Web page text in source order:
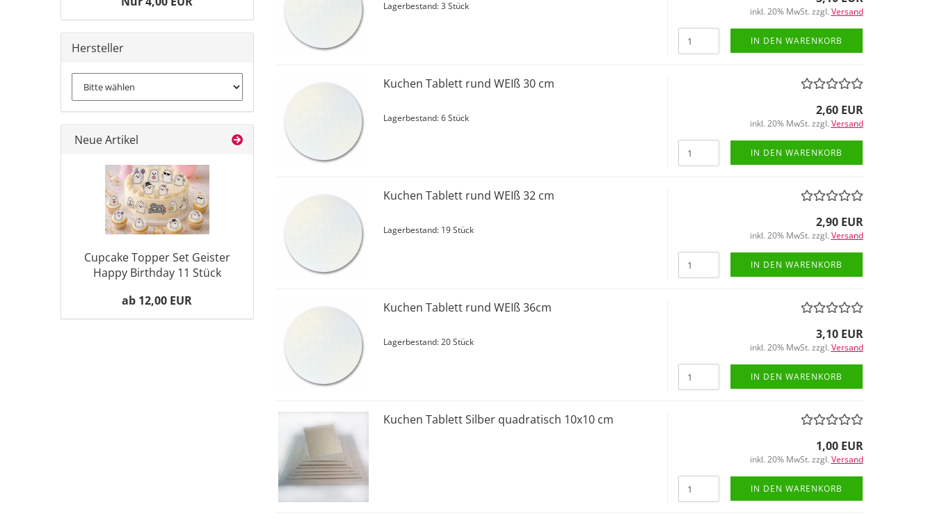
Lagerbestand: 3 Stück inkl. 20% MwSt. zzgl. Versand
IN DEN WARENKORB
Kuchen Tablett rund WEIß 30 cm
Lagerbestand: 6 Stück
2,60 EUR
inkl. 20% MwSt. zzgl. Versand
IN DEN WARENKORB
Kuchen Tablett rund WEIß 32 cm
Lagerbestand: 19 Stück
2,90 EUR
inkl. 20% MwSt. zzgl. Versand
IN DEN WARENKORB
Kuchen Tablett rund WEIß 36cm
Lagerbestand: 20 Stück
3,10 EUR
inkl. 20% MwSt. zzgl. Versand
IN DEN WARENKORB
Kuchen Tablett Silber quadratisch 10x10 cm
1,00 EUR
inkl. 20% MwSt. zzgl. Versand
IN DEN WARENKORB
Hersteller
Neue Artikel
Cupcake Topper Set Geister
Happy Birthday 11 Stück
ab 12,00 EUR